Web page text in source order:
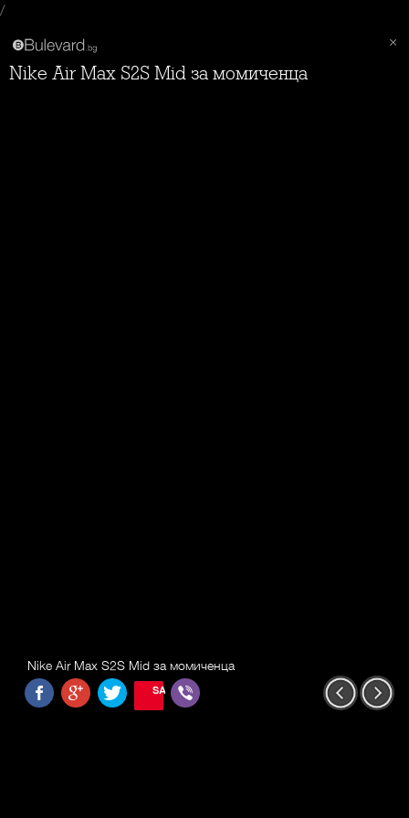
/
Nike Air Max S2S Mid за момиченца
Nike Air Max S2S Mid за момиченца
SAVE